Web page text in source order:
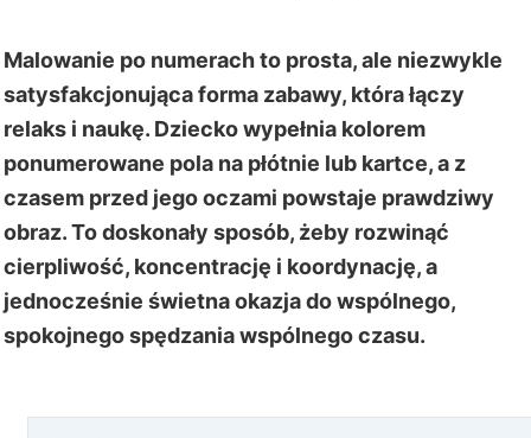
Malowanie po numerach to prosta, ale niezwykle
satysfakcjonująca forma zabawy, która łączy
relaks i naukę. Dziecko wypełnia kolorem
ponumerowane pola na płótnie lub kartce, a z
czasem przed jego oczami powstaje prawdziwy
obraz. To doskonały sposób, żeby rozwinąć
cierpliwość, koncentrację i koordynację, a
jednocześnie świetna okazja do wspólnego,
spokojnego spędzania wspólnego czasu.